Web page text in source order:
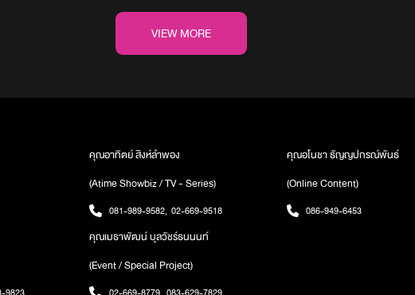
ซึ่งกำลังจะสิ้นสุดลงในเดือน
ที่จะถึงนี้ย้อนกลับไปเมื่อสุดสัปดาห์ก่อน
นำเสนอข่าวว่า มีความเป็นไปได้สูงมาก
เรื่องสัญญาของ ลิซ่า ยังไม่ได้ข้อสรุป
เซ่ ที่ตกลงเรื่องสัญญาผ่านไปได้ด้วยดี
ท่านั้นยังมีแหล่งข่าววงในซึ่งเป็นเอเจนซี่
ติดต่อไปทาง YG Entertainment เพื่อ
สำหรับการเดินทางไปถ่ายทำ
ที่จีน แต่กลับได้คำตอบว่า “คงเป็นเรื่อง
จัดตารางงานของ ลิซ่า ในช่วงหลังจาก
รื่องสัญญากับค่าย” นั่นยิ่งตอกย้ำถึง
องการไม่ต่อสัญญาจากนั้นไม่นาน
เป็นศิลปินของสาว ๆ มีรายงานออกมาเป็นระยะ
สัญญาฉบับใหม่ได้อย่างไม่ราบรื่น แต่ในขณะ
ฉบับใหม่กับต้นสังกัดได้ อีกทั้งยังมีแนวโน้มว่าเธอ
14 กันยายนที่ผ่านมา สื่อเกาหลีอย่าง Star
ศิลปินที่ถูกค่ายเพลงระดับโลกมากมายรวมถึง
ค่ายเพลงในประเทศไทย ยื่นข้อเสนอเพื่อให้เธอไป
ร่วมงานด้วยหลังหมดสัญญากับ YG
สัญญาฉบับแรกกับทาง YG
VIEW MORE
คุณอาทิตย์ สิงห์ลำพอง
(Atime Showbiz / TV - Series)
081-989-9582, 02-669-9518
คุณเมธาพัฒน์ บุลวัชร์ธนนนท์
(Event / Special Project)
คุณอโนชา ธัญญปกรณ์พันธ์
(Online Content)
086-949-6453